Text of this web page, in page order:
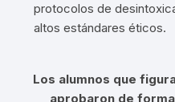
protocolos de
altos estándares éticos.
Los alumnos que
aprobaron de